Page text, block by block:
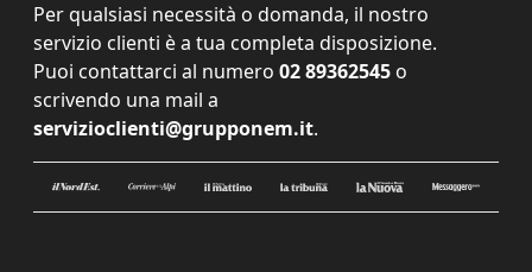
Per qualsiasi necessità o domanda, il nostro
servizio clienti è a tua completa disposizione.
Puoi contattarci al numero 02 89362545 o
scrivendo una mail a
servizioclienti@grupponem.it.